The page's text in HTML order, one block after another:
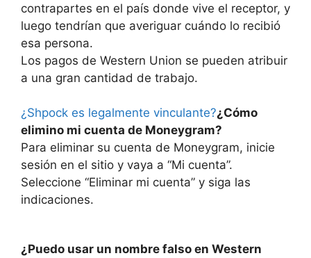
contrapartes en el país donde vive el receptor, y
luego tendrían que averiguar cuándo lo recibió
esa persona.
Los pagos de Western Union se pueden atribuir
a una gran cantidad de trabajo.
¿Shpock es legalmente vinculante?¿Cómo
elimino mi cuenta de Moneygram?
Para eliminar su cuenta de Moneygram, inicie
sesión en el sitio y vaya a “Mi cuenta”.
Seleccione “Eliminar mi cuenta” y siga las
indicaciones.
¿Puedo usar un nombre falso en Western